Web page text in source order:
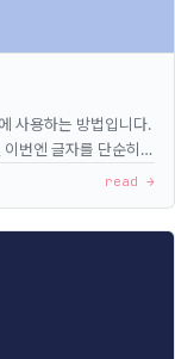
사용하는 방법입니다.
번엔 글자를 단순히
고 적기만 하는 애니메
read →